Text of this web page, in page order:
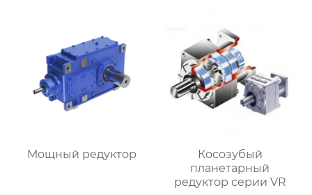
Мощный редуктор
Косозубый
планетарный
редуктор серии VR